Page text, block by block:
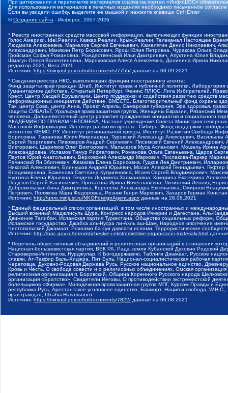
При цитировании и перепечатке материалов ссылка на портал «ИнфоШОС»
Для использования материалов в печатных изданиях необходимо письменное
Если вы увидели ошибку, выделите ее мышкой и нажмите клавиши Ctrl+Enter
©Создание сайта - Инфорос, 2007-2026
* Реестр иностранных средств массовой информации, выполняющих функции
Голос Америки, Idel.Реалии, Кавказ.Реалии, Крым.Реалии, Телеканал Настоящее
Людмила Алексеевна, Маркелов Сергей Евгеньевич, Камалягин Денис Николаевич,
Александрович, Маняхин Петр Борисович, Ярош Юлия Петровна, Чуракова Ольга
Гройсман Софья Романовна, Рождественский Илья Дмитриевич, Апухтина Юлия
Шмагун Олеся Валентиновна, Мароховская Алеся Алексеевна, Долинина Ирина
редактор 2021, Вега 2021
Источник: https://minjust.gov.ru/ru/documents/7755/ данные на 03.09.2021
* Сведения реестра НКО, выполняющих функции иностранного агента:
Фонд защиты прав граждан Штаб, Институт права и публичной политики,
Гуманитарное действие, Открытый Петербург, Феникс ПЛЮС, Лига Избирателей,
Крест, Центр Хасдей Ерушалаим, Центр поддержки и содействия развитию средств
информационных инициатив Действие, ВМЕСТЕ, Благотворительный фонд охраны
Так, центр Сова, центр Анна, Проект Апрель, Самарская губерния, Эра здоровья,
защиты СИБАЛЬТ, Уральская правозащитная группа, Женщины Евразии, Рязанский
человека, Дальневосточный центр развития гражданских инициатив и социального
АКАДЕМИЯ ПО ПРАВАМ ЧЕЛОВЕКА, Частное учреждение Совета Министров северных
Массовой Информации, Институт развития прессы - Сибирь, Фонд поддержки
агентство МЕМО. РУ, Институт региональной прессы, Институт Развития Свободы
Борисовна, Таранова Юлия Николаевна, Туровский Александр Алексеевич,
Сергей Георгиевич, Пивоваров Андрей Сергеевич, Писемский Евгений
Викторович, Шарипков Олег Викторович, Мальсагов Муса Асланович, Мошель Ирина
Александровна, Исламов Тимур Рифгатович, Романова Ольга Евгеньевна, Щаров
Паутов Юрий Анатольевич, Верховский Александр Маркович, Пислакова-Паркер
Рачинский Ян Збигневич, Жемкова Елена Борисовна, Гудков Лев Дмитриевич,
Николай Алексеевич, Блинушов Андрей Юрьевич, Мосин Алексей Геннадьевич,
Владимировна, Баженова Светлана Куприяновна, Исаев Сергей Владимирович,
Буртина Елена Юрьевна, Гендель Людмила Залмановна, Кокорина Екатерина
Подузов Сергей Васильевич, Протасова Ирина Вячеславовна, Литинский Леонид
Добровольская Анна Дмитриевна, Королева Александра Евгеньевна, Смирнов
Петрович, Полякова Мара Федоровна, Резник Генри Маркович, Захаров Герман
Источник: http://unro.minjust.ru/NKOForeignAgent.aspx данные на 28.08.2021
* Единый федеральный список организаций, в том числе иностранных и
Высший военный Маджлисуль Шура, Конгресс народов Ичкерии и Дагестана, Аль-
Движение Талибан, Исламская партия Туркестана, Общество социальных реформ,
Исламское государство, Джабха аль-Нусра ли-Ахль аш-Шам, Народное ополчение
Чистопольский Джамаат, Рохнамо ба суи давлати исломи, Террористическое
Источник: http://nac.gov.ru/terroristicheskie-i-ekstremistskie-organizacii-i-materialy.html
* Перечень общественных объединений и религиозных организаций в отношении
Национал-большевистская партия, ВЕК РА, Рада земли Кубанской Духовно Родовой
Староверов-Инглингов, Нурджулар, К Богодержавию, Таблиги Джамаат, Русское
славян, Ат-Такфир Валь-Хиджра, Пит Буль, Национал-социалистическая рабочая
Череповца, Духовно-Родовая Держава Русь, Русское национальное единство,
Кровь и Честь, О свободе совести и о религиозных объединениях, Омская
религиозная организация п. Боровский, Община Коренного Русского народа
организация «Братство», Свидетели Иеговы, О противодействии экстремистской
болельщиков «Фирма», Молодежная правозащитная группа МПГ, Курсом Правды и
республика Русь, Арестантское уголовное единство, Башкорт, Нация и свобода,
прав граждан, Штабы Навального
Источник: https://minjust.gov.ru/ru/documents/7822/ данные на 06.08.2021